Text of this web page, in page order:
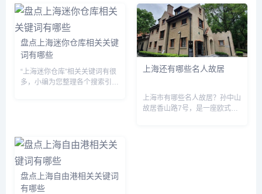
苏州至上海火车时刻表,苏州至
上海高铁时刻表,苏州至上海地
铁,苏州至上海虹桥高铁,苏州
至...
盘点上海迷你仓库相关关键
词有哪些
“上海迷你仓库”相关关键词有很
多，小编为您整理各个搜索引擎
上海还有哪些名人故居
上海市有哪些名人故居？孙中山
故居香山路7号，是一座欧式两
盘点上海自由港相关关键词
有哪些